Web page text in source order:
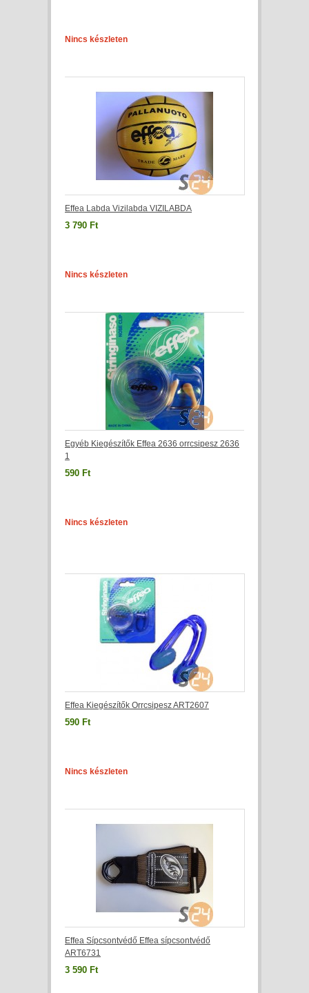
Nincs készleten
Effea Labda Vizilabda VIZILABDA
3 790 Ft
Nincs készleten
Egyéb Kiegészítők Effea 2636 orrcsipesz 2636
1
590 Ft
Nincs készleten
Effea Kiegészítők Orrcsipesz ART2607
590 Ft
Nincs készleten
Effea Sípcsontvédő Effea sípcsontvédő
ART6731
3 590 Ft